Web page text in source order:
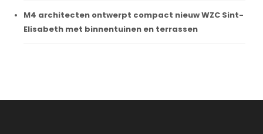
M4 architecten ontwerpt compact nieuw WZC Sint-
Elisabeth met binnentuinen en terrassen